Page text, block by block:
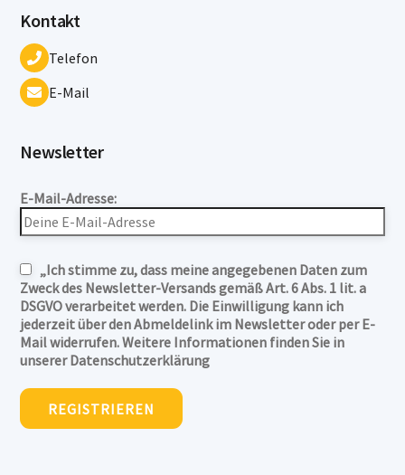
Kontakt
Telefon
E-Mail
Newsletter
E-Mail-Adresse:
„Ich stimme zu, dass meine angegebenen Daten zum
Zweck des Newsletter-Versands gemäß Art. 6 Abs. 1 lit. a
DSGVO verarbeitet werden. Die Einwilligung kann ich
jederzeit über den Abmeldelink im Newsletter oder per E-
Mail widerrufen. Weitere Informationen finden Sie in
unserer Datenschutzerklärung